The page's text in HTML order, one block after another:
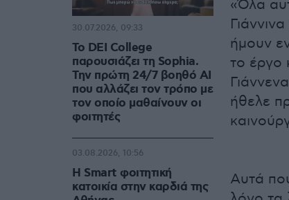
«Όλα
ήμουν
το έργο
ήθελε
Αυτά
Το DEI College
παρουσιάζει τη Sophia.
Την πρώτη 24/7 βοηθό AI
που αλλάζει τον τρόπο με
τον οποίο μαθαίνουν οι
φοιτητές
30.07.2026, 09:33
Η Smart φοιτητική
κατοικία στην καρδιά της
03.08.2026, 10:56